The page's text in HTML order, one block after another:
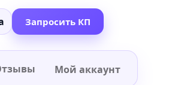
Запросить КП
Мой аккаунт